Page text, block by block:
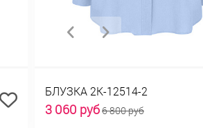
БЛУЗКА 2К-12514-2
3 060 руб6 800 руб